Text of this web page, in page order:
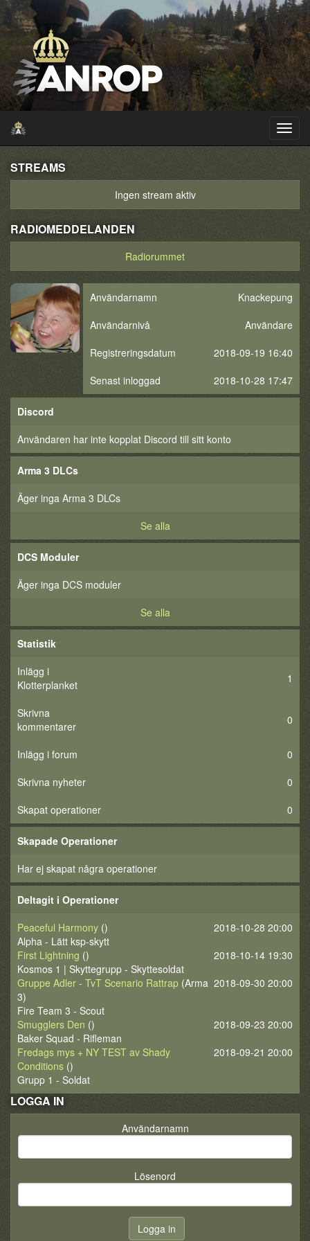
STREAMS
Ingen stream aktiv
RADIOMEDDELANDEN
Radiorummet
Användarnamn
Knackepung
Användarnivå
Användare
Registreringsdatum
2018-09-19 16:40
Senast inloggad
2018-10-28 17:47
Discord
Användaren har inte kopplat Discord till sitt konto
Arma 3 DLCs
Äger inga Arma 3 DLCs
Se alla
DCS Moduler
Äger inga DCS moduler
Se alla
Statistik
Inlägg i
Klotterplanket
1
Skrivna
kommentarer
0
Inlägg i forum
0
Skrivna nyheter
0
Skapat operationer
0
Skapade Operationer
Har ej skapat några operationer
Deltagit i Operationer
2018-10-28 20:00
Peaceful Harmony ()
Alpha - Lätt ksp-skytt
2018-10-14 19:30
First Lightning ()
Kosmos 1 | Skyttegrupp - Skyttesoldat
2018-09-30 20:00
Gruppe Adler - TvT Scenario Rattrap (Arma
3)
Fire Team 3 - Scout
2018-09-23 20:00
Smugglers Den ()
Baker Squad - Rifleman
2018-09-21 20:00
Fredags mys + NY TEST av Shady
Conditions ()
Grupp 1 - Soldat
LOGGA IN
Användarnamn
Lösenord